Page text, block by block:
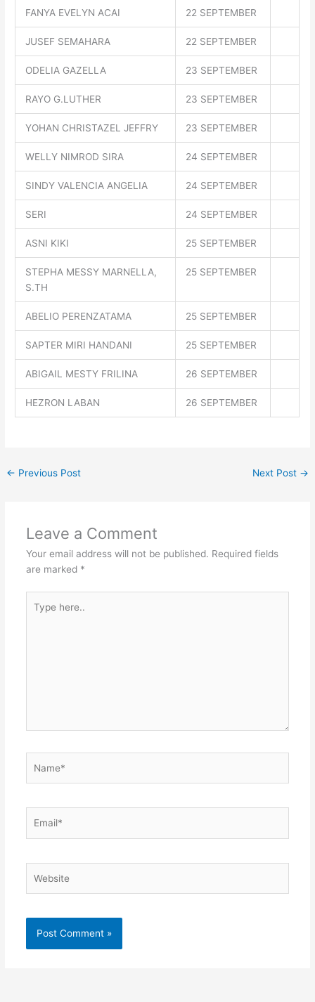
FANYA EVELYN ACAI 22 SEPTEMBER
JUSEF SEMAHARA 22 SEPTEMBER
ODELIA GAZELLA 23 SEPTEMBER
RAYO G.LUTHER 23 SEPTEMBER
YOHAN CHRISTAZEL JEFFRY 23 SEPTEMBER
WELLY NIMROD SIRA 24 SEPTEMBER
SINDY VALENCIA ANGELIA 24 SEPTEMBER
SERI 24 SEPTEMBER
ASNI KIKI 25 SEPTEMBER
STEPHA MESSY MARNELLA,
S.TH
25 SEPTEMBER
ABELIO PERENZATAMA 25 SEPTEMBER
SAPTER MIRI HANDANI 25 SEPTEMBER
ABIGAIL MESTY FRILINA 26 SEPTEMBER
HEZRON LABAN 26 SEPTEMBER
← Previous Post Next Post →
Leave a Comment
Your email address will not be published. Required fields
are marked *
here..